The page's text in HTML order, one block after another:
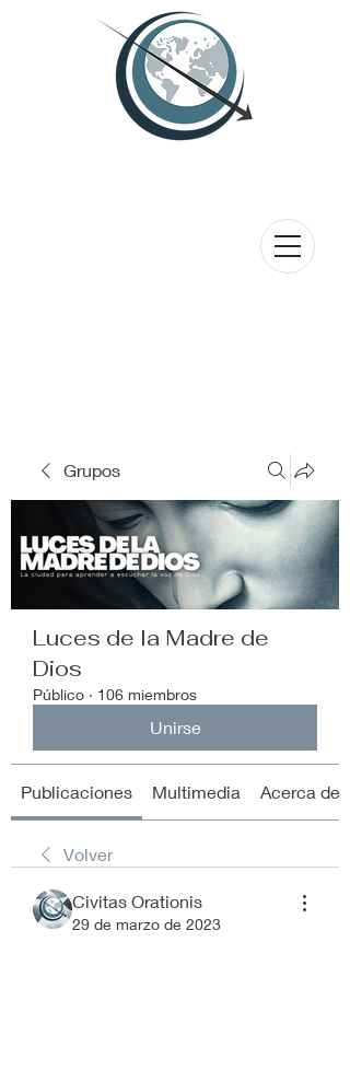
Grupos
Luces de la Madre de
Dios
Público · 106 miembros
Unirse
Publicaciones Multimedia Acerca de
Volver
Civitas Orationis
29 de marzo de 2023